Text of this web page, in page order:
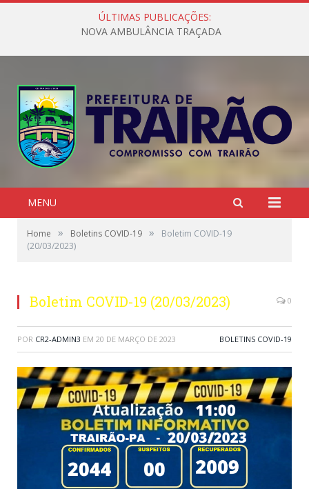
ÚLTIMAS PUBLICAÇÕES:
NOVA AMBULÂNCIA TRAÇADA
MENU
Home » Boletins COVID-19 »
Boletim COVID-19
(20/03/2023)
Boletim COVID-19 (20/03/2023) 0
POR CR2-ADMIN3 EM 20 DE MARÇO DE 2023 BOLETINS COVID-19